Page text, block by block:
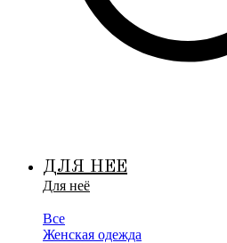
ДЛЯ НЕЕ
Для неё
Все
Женская одежда